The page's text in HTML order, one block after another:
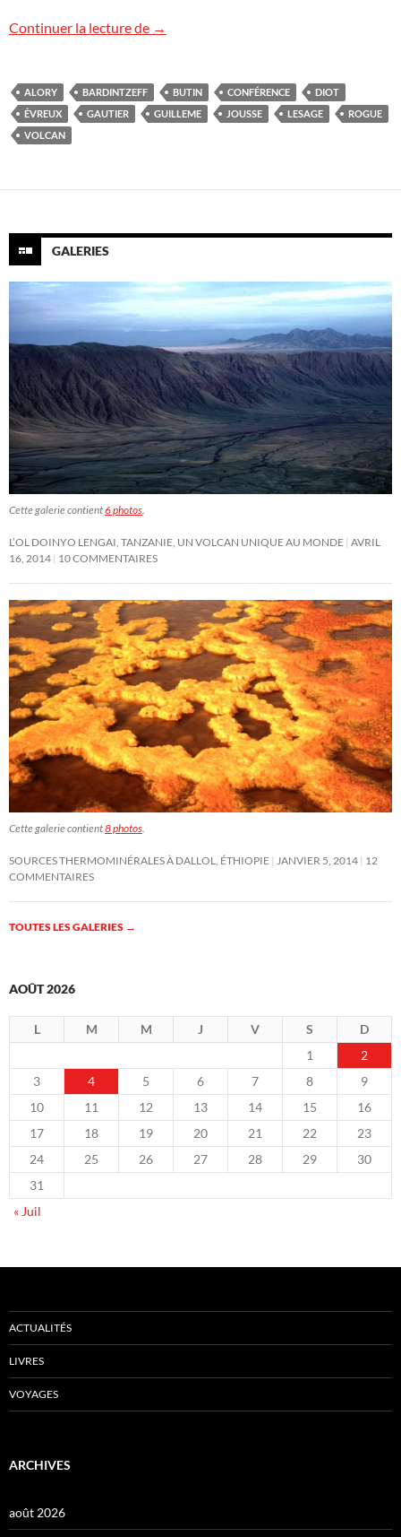
Continuer la lecture de Conférences « Volcans » à Évreux
→
ALORY BARDINTZEFF BUTIN CONFÉRENCE
DIOT
ÉVREUX
GAUTIER GUILLEME JOUSSE LESAGE
ROGUE
VOLCAN
GALERIES
Cette galerie contient6 photos
L’OL DOINYO LENGAI, TANZANIE, UN VOLCAN UNIQUE AU MONDE AVRIL
16, 2014 10 COMMENTAIRES
Cette galerie contient8 photos
SOURCES THERMOMINÉRALES À DALLOL, ÉTHIOPIE JANVIER 5, 2014 12
COMMENTAIRES
TOUTES LES GALERIES →
AOÛT 2026
L M M J V S
D
1
2
3
4 5 6 7 8
9
10
11 12 13 14 15
16
17
18 19 20 21 22
23
24
25 26 27 28 29
30
31
« Juil
ACTUALITÉS
LIVRES
VOYAGES
ARCHIVES
août 2026